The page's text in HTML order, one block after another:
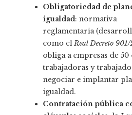
Obligatoriedad de
igualdad: normativa
reglamentaria
como elReal Decreto
obliga a empresas de 50
trabajadoras y
negociar e implantar
igualdad.
Contratación pública